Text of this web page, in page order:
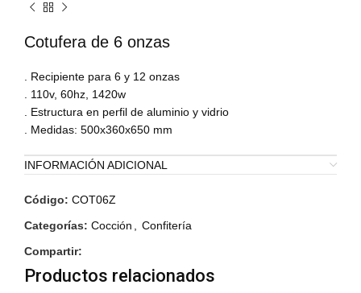
Cotufera de 6 onzas
. Recipiente para 6 y 12 onzas
. 110v, 60hz, 1420w
. Estructura en perfil de aluminio y vidrio
. Medidas: 500x360x650 mm
INFORMACIÓN ADICIONAL
Código: COT06Z
Categorías: Cocción , Confitería
Compartir:
Productos relacionados